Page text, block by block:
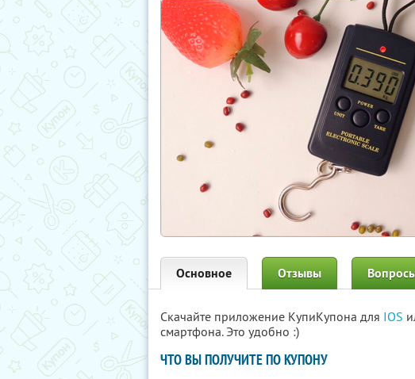
Основное Отзывы
Скачайте приложение КупиКупона для IOS
смартфона. Это удобно :)
ЧТО ВЫ ПОЛУЧИТЕ ПО КУПОНУ